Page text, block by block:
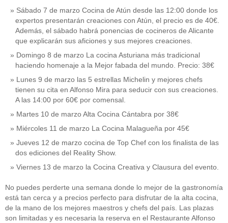
Sábado 7 de marzo Cocina de Atún desde las 12:00 donde los
expertos presentarán creaciones con Atún, el precio es de 40€.
Además, el sábado habrá ponencias de cocineros de Alicante
que explicarán sus aficiones y sus mejores creaciones.
Domingo 8 de marzo La cocina Asturiana más tradicional
haciendo homenaje a la Mejor fabada del mundo. Precio: 38€
Lunes 9 de marzo las 5 estrellas Michelin y mejores chefs
tienen su cita en Alfonso Mira para seducir con sus creaciones.
A las 14:00 por 60€ por comensal.
Martes 10 de marzo Alta Cocina Cántabra por 38€
Miércoles 11 de marzo La Cocina Malagueña por 45€
Jueves 12 de marzo cocina de Top Chef con los finalista de las
dos ediciones del Reality Show.
Viernes 13 de marzo la Cocina Creativa y Clausura del evento.
No puedes perderte una semana donde lo mejor de la gastronomía
está tan cerca y a precios perfecto para disfrutar de la alta cocina,
de la mano de los mejores maestros y chefs del país. Las plazas
son limitadas y es necesaria la reserva en el Restaurante Alfonso